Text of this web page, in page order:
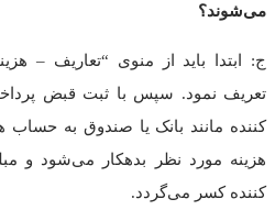
می‌شوند؟
ج: ابتدا باید از منوی “تعاریف –
تعریف نمود. سپس با ثبت قبض
کننده مانند بانک یا صندوق به حساب
هزینه مورد نظر بدهکار می‌شود و
کننده کسر می‌گردد.